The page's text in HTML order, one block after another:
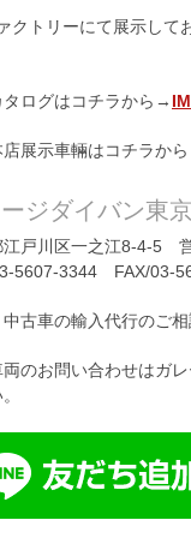
クトリーにて展示して
タログはコチラから→
店展示車輛はコチラか
ジダイバン東
江戸川区一之江8-4-5
5607-3344 FAX/03-
中古車の輸入代行のご
両のお問い合わせはガ